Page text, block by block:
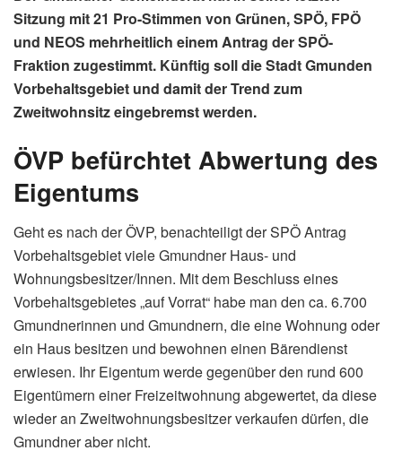
Sitzung mit 21 Pro-Stimmen von Grünen, SPÖ, FPÖ
und NEOS mehrheitlich einem Antrag der SPÖ-
Fraktion zugestimmt. Künftig soll die Stadt Gmunden
Vorbehaltsgebiet und damit der Trend zum
Zweitwohnsitz eingebremst werden.
ÖVP befürchtet Abwertung des
Eigentums
Geht es nach der ÖVP, benachteiligt der SPÖ Antrag
Vorbehaltsgebiet viele Gmundner Haus- und
Wohnungsbesitzer/Innen. Mit dem Beschluss eines
Vorbehaltsgebietes „auf Vorrat“ habe man den ca. 6.700
Gmundnerinnen und Gmundnern, die eine Wohnung oder
ein Haus besitzen und bewohnen einen Bärendienst
erwiesen. Ihr Eigentum werde gegenüber den rund 600
Eigentümern einer Freizeitwohnung abgewertet, da diese
wieder an Zweitwohnungsbesitzer verkaufen dürfen, die
Gmundner aber nicht.